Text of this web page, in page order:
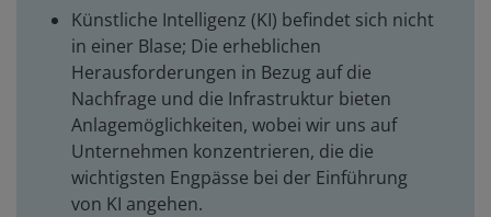
Künstliche Intelligenz (KI) befindet sich nicht
in einer Blase; Die erheblichen
Herausforderungen in Bezug auf die
Nachfrage und die Infrastruktur bieten
Anlagemöglichkeiten, wobei wir uns auf
Unternehmen konzentrieren, die die
wichtigsten Engpässe bei der Einführung
von KI angehen.